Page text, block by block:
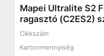
Mapei Ultralite S2
ragasztó (C2ES2)
Cikkszám
Kartonmennyiség